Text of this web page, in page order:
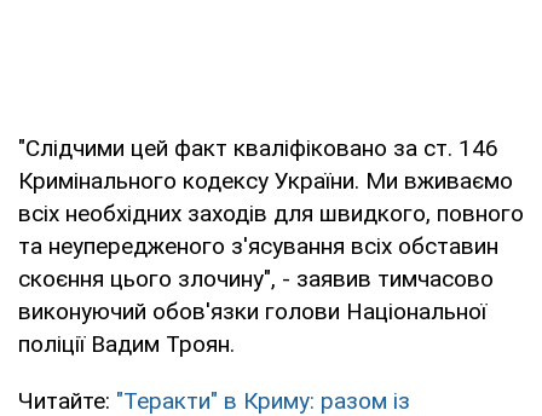
"Слідчими цей факт кваліфіковано за ст. 146
Кримінального кодексу України. Ми вживаємо
всіх необхідних заходів для швидкого, повного
та неупередженого з'ясування всіх обставин
скоєння цього злочину", - заявив тимчасово
виконуючий обов'язки голови Національної
поліції Вадим Троян.
Читайте: "Теракти" в Криму: разом із